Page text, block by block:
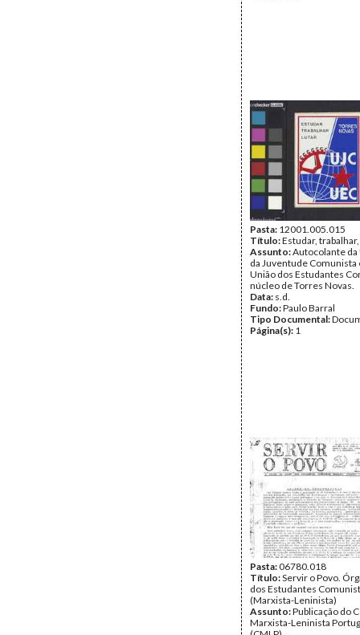
Pasta: 12001.005.015
Título:Estudar,
Assunto:Autocolante da
da Juventude Comunista
União dos Estudantes
núcleo de Torres Novas.
Data: s.d.
Fundo:Paulo Barral
Tipo Documental:
Página(s): 1
Pasta:06780.018
Título:Servir o Povo.
dos Estudantes
(Marxista-Leninista)
Assunto:Publicação do
Marxista-Leninista